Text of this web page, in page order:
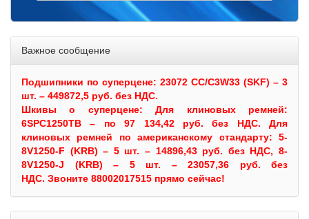
Важное сообщение
Подшипники по суперцене: 23072 CC/C3W33 (SKF) – 3
шт. – 449872,5 руб. без НДС.
Шкивыо суперцене:Для клиновых ремней:
6SPC1250TB – по 97 134,42 руб. без НДС. Для
клиновых ремней по американскому стандарту: 5-
8V1250-F (KRB) – 5 шт. – 14896,43 руб. без НДС, 8-
8V1250-J (KRB) – 5 шт. – 23057,36 руб. без
НДС. Звоните 88002017515 прямо сейчас!